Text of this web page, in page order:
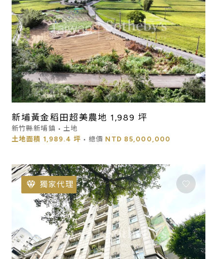
新埔黃金稻田超美農地 1,989 坪
新竹縣新埔鎮 • 土地
土地面積 1,989.4 坪 • 總價 NTD 85,000,000
獨家代理